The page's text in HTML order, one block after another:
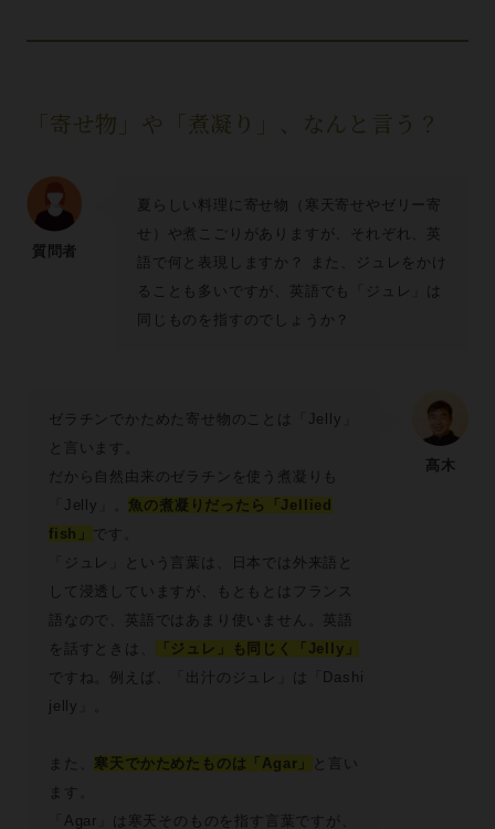
「寄せ物」や「煮凝り」、なんと言う？
質問者
夏らしい料理に寄せ物（寒天寄せやゼリー寄
せ）や煮こごりがありますが、それぞれ、英
語で何と表現しますか？ また、ジュレをかけ
ることも多いですが、英語でも「ジュレ」は
同じものを指すのでしょうか？
髙木
ゼラチンでかためた寄せ物のことは「Jelly」
と言います。
だから自然由来のゼラチンを使う煮凝りも
「Jelly」。 魚の煮凝りだったら「Jellied
fish」
です。
「ジュレ」という言葉は、日本では外来語と
して浸透していますが、もともとはフランス
語なので、英語ではあまり使いません。英語
を話すときは、
「ジュレ」も同じく「Jelly」
ですね。例えば、「出汁のジュレ」は「Dashi
jelly」。
また、 寒天でかためたものは「Agar」
と言い
ます。
「Agar」は寒天そのものを指す言葉ですが、